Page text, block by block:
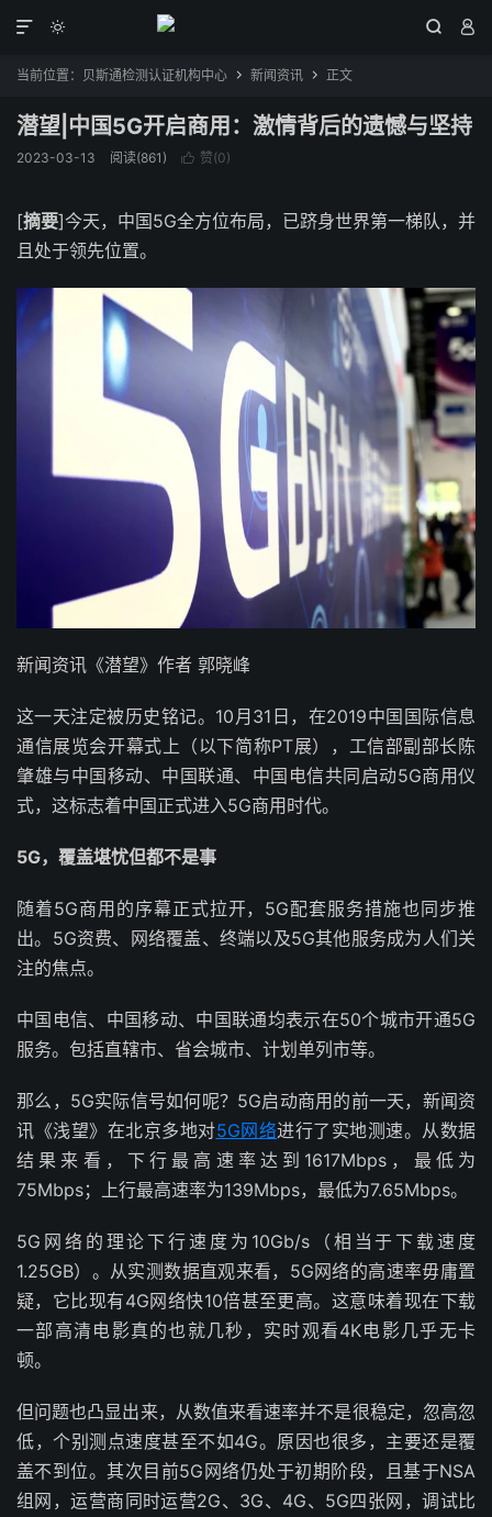
  

当前位置： 贝斯通检测认证机构中心  新闻资讯  正文
潜望|中国5G开启商用：激情背后的遗憾与坚持
2023-03-13 阅读(861)  赞(0)
[摘要]今天，中国5G全方位布局，已跻身世界第一梯队，并
且处于领先位置。
新闻资讯《潜望》作者 郭晓峰
这一天注定被历史铭记。10月31日，在2019中国国际信息
通信展览会开幕式上（以下简称PT展），工信部副部长陈
肇雄与中国移动、中国联通、中国电信共同启动5G商用仪
式，这标志着中国正式进入5G商用时代。
5G，覆盖堪忧但都不是事
随着5G商用的序幕正式拉开，5G配套服务措施也同步推
出。5G资费、网络覆盖、终端以及5G其他服务成为人们关
注的焦点。
中国电信、中国移动、中国联通均表示在50个城市开通5G
服务。包括直辖市、省会城市、计划单列市等。
那么，5G实际信号如何呢？5G启动商用的前一天，新闻资
讯《浅望》在北京多地对5G网络进行了实地测速。从数据
结果来看，下行最高速率达到1617Mbps，最低为
75Mbps；上行最高速率为139Mbps，最低为7.65Mbps。
5G网络的理论下行速度为10Gb/s（相当于下载速度
1.25GB）。从实测数据直观来看，5G网络的高速率毋庸置
疑，它比现有4G网络快10倍甚至更高。这意味着现在下载
一部高清电影真的也就几秒，实时观看4K电影几乎无卡
顿。
但问题也凸显出来，从数值来看速率并不是很稳定，忽高忽
低，个别测点速度甚至不如4G。原因也很多，主要还是覆
盖不到位。其次目前5G网络仍处于初期阶段，且基于NSA
组网，运营商同时运营2G、3G、4G、5G四张网，调试比